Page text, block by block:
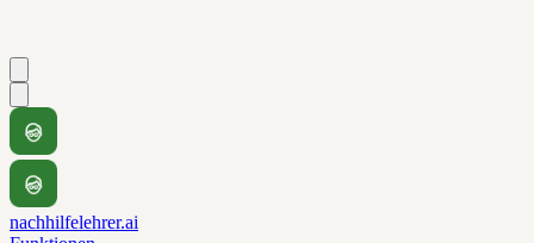
nachhilfelehrer.ai